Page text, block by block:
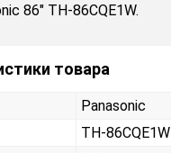
86" TH-86CQE1W.
товара
Panasonic
TH-86CQE1W